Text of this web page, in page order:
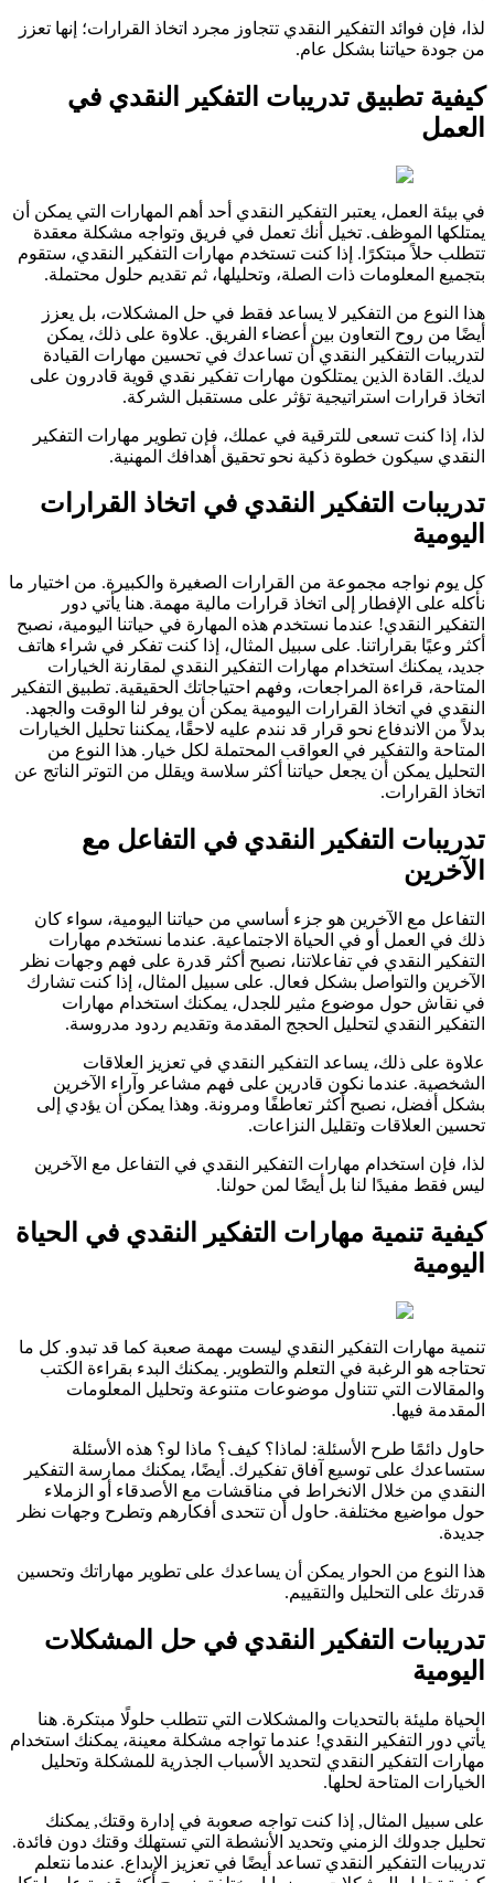
لذا، فإن فوائد التفكير النقدي تتجاوز مجرد اتخاذ القرارات؛ إنها تعزز
من جودة حياتنا بشكل عام.
كيفية تطبيق تدريبات التفكير النقدي في
العمل
في بيئة العمل، يعتبر التفكير النقدي أحد أهم المهارات التي يمكن أن
يمتلكها الموظف. تخيل أنك تعمل في فريق وتواجه مشكلة معقدة
تتطلب حلاً مبتكرًا. إذا كنت تستخدم مهارات التفكير النقدي، ستقوم
بتجميع المعلومات ذات الصلة، وتحليلها، ثم تقديم حلول محتملة.
هذا النوع من التفكير لا يساعد فقط في حل المشكلات، بل يعزز
أيضًا من روح التعاون بين أعضاء الفريق. علاوة على ذلك، يمكن
لتدريبات التفكير النقدي أن تساعدك في تحسين مهارات القيادة
لديك. القادة الذين يمتلكون مهارات تفكير نقدي قوية قادرون على
اتخاذ قرارات استراتيجية تؤثر على مستقبل الشركة.
لذا، إذا كنت تسعى للترقية في عملك، فإن تطوير مهارات التفكير
النقدي سيكون خطوة ذكية نحو تحقيق أهدافك المهنية.
تدريبات التفكير النقدي في اتخاذ القرارات
اليومية
كل يوم نواجه مجموعة من القرارات الصغيرة والكبيرة. من اختيار ما
نأكله على الإفطار إلى اتخاذ قرارات مالية مهمة. هنا يأتي دور
التفكير النقدي! عندما نستخدم هذه المهارة في حياتنا اليومية، نصبح
أكثر وعيًا بقراراتنا. على سبيل المثال، إذا كنت تفكر في شراء هاتف
جديد، يمكنك استخدام مهارات التفكير النقدي لمقارنة الخيارات
المتاحة، قراءة المراجعات، وفهم احتياجاتك الحقيقية. تطبيق التفكير
النقدي في اتخاذ القرارات اليومية يمكن أن يوفر لنا الوقت والجهد.
بدلاً من الاندفاع نحو قرار قد نندم عليه لاحقًا، يمكننا تحليل الخيارات
المتاحة والتفكير في العواقب المحتملة لكل خيار. هذا النوع من
التحليل يمكن أن يجعل حياتنا أكثر سلاسة ويقلل من التوتر الناتج عن
اتخاذ القرارات.
تدريبات التفكير النقدي في التفاعل مع
الآخرين
التفاعل مع الآخرين هو جزء أساسي من حياتنا اليومية، سواء كان
ذلك في العمل أو في الحياة الاجتماعية. عندما نستخدم مهارات
التفكير النقدي في تفاعلاتنا، نصبح أكثر قدرة على فهم وجهات نظر
الآخرين والتواصل بشكل فعال. على سبيل المثال، إذا كنت تشارك
في نقاش حول موضوع مثير للجدل، يمكنك استخدام مهارات
التفكير النقدي لتحليل الحجج المقدمة وتقديم ردود مدروسة.
علاوة على ذلك، يساعد التفكير النقدي في تعزيز العلاقات
الشخصية. عندما نكون قادرين على فهم مشاعر وآراء الآخرين
بشكل أفضل، نصبح أكثر تعاطفًا ومرونة. وهذا يمكن أن يؤدي إلى
تحسين العلاقات وتقليل النزاعات.
لذا، فإن استخدام مهارات التفكير النقدي في التفاعل مع الآخرين
ليس فقط مفيدًا لنا بل أيضًا لمن حولنا.
كيفية تنمية مهارات التفكير النقدي في الحياة
اليومية
تنمية مهارات التفكير النقدي ليست مهمة صعبة كما قد تبدو. كل ما
تحتاجه هو الرغبة في التعلم والتطوير. يمكنك البدء بقراءة الكتب
والمقالات التي تتناول موضوعات متنوعة وتحليل المعلومات
المقدمة فيها.
حاول دائمًا طرح الأسئلة: لماذا؟ كيف؟ ماذا لو؟ هذه الأسئلة
ستساعدك على توسيع آفاق تفكيرك. أيضًا، يمكنك ممارسة التفكير
النقدي من خلال الانخراط في مناقشات مع الأصدقاء أو الزملاء
حول مواضيع مختلفة. حاول أن تتحدى أفكارهم وتطرح وجهات نظر
جديدة.
هذا النوع من الحوار يمكن أن يساعدك على تطوير مهاراتك وتحسين
قدرتك على التحليل والتقييم.
تدريبات التفكير النقدي في حل المشكلات
اليومية
الحياة مليئة بالتحديات والمشكلات التي تتطلب حلولًا مبتكرة. هنا
يأتي دور التفكير النقدي! عندما تواجه مشكلة معينة، يمكنك استخدام
مهارات التفكير النقدي لتحديد الأسباب الجذرية للمشكلة وتحليل
الخيارات المتاحة لحلها.
على سبيل المثال, إذا كنت تواجه صعوبة في إدارة وقتك, يمكنك
تحليل جدولك الزمني وتحديد الأنشطة التي تستهلك وقتك دون فائدة.
تدريبات التفكير النقدي تساعد أيضًا في تعزيز الإبداع. عندما نتعلم